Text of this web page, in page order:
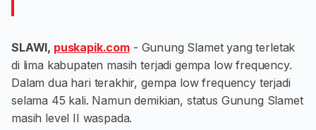
SLAWI, puskapik.com- Gunung Slamet yang terletak
di lima kabupaten masih terjadi gempa low frequency.
Dalam dua hari terakhir, gempa low frequency terjadi
selama 45 kali. Namun demikian, status Gunung Slamet
masih level II waspada.